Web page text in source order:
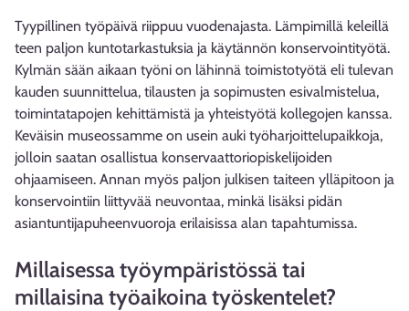
Tyypillinen työpäivä riippuu vuodenajasta. Lämpimillä keleillä
teen paljon kuntotarkastuksia ja käytännön konservointityötä.
Kylmän sään aikaan työni on lähinnä toimistotyötä eli tulevan
kauden suunnittelua, tilausten ja sopimusten esivalmistelua,
toimintatapojen kehittämistä ja yhteistyötä kollegojen kanssa.
Keväisin museossamme on usein auki työharjoittelupaikkoja,
jolloin saatan osallistua konservaattoriopiskelijoiden
ohjaamiseen. Annan myös paljon julkisen taiteen ylläpitoon ja
konservointiin liittyvää neuvontaa, minkä lisäksi pidän
asiantuntijapuheenvuoroja erilaisissa alan tapahtumissa.
Millaisessa työympäristössä tai
millaisina työaikoina työskentelet?